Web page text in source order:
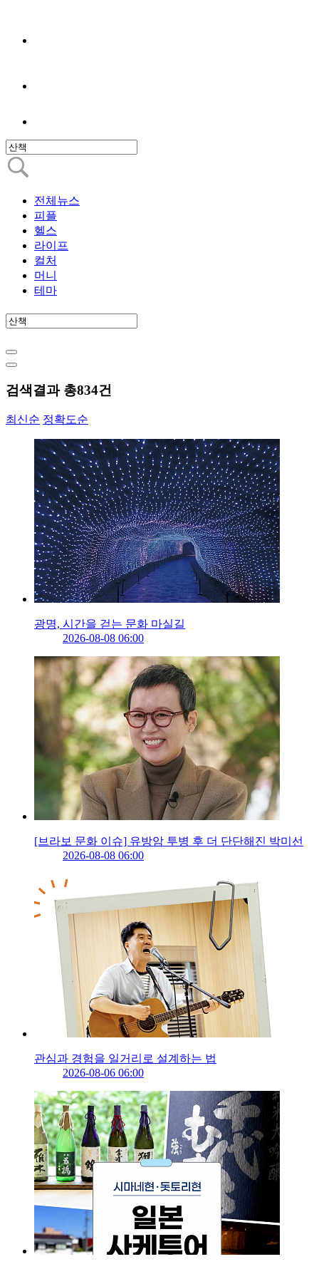
전체뉴스
피플
헬스
라이프
컬처
머니
테마
검색결과 총834건
최신순 정확도순
광명, 시간을 걷는 문화 마실길
2026-08-08 06:00
[브라보 문화 이슈] 유방암 투병 후 더 단단해진 박미선
2026-08-08 06:00
관심과 경험을 일거리로 설계하는 법
2026-08-06 06:00